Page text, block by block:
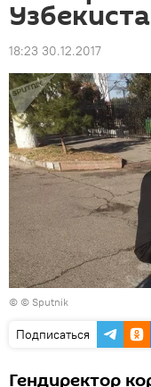
18:23 30.12.2017
© © Sputnik
Подписаться
Гендиректор